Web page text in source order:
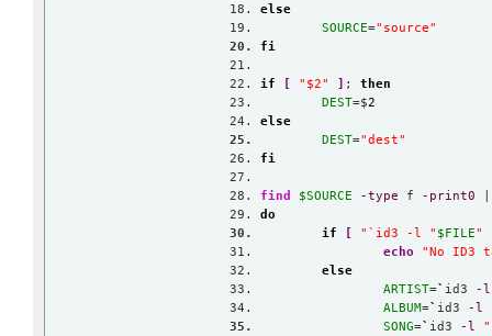
else
SOURCE="source"
fi
if "$2" ; then
DEST=$2
else
DEST="dest"
fi
find $SOURCE -type f -print0
do
if
"`id3 -l " $FILE"
echo
"No ID3
else
ARTIST=` id3
-l
ALBUM=` id3 -l
SONG=` id3 -l